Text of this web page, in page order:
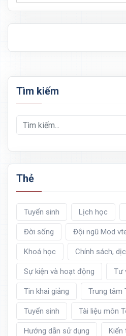
Tìm kiếm
Thẻ
Tuyển sinh Lịch học
Đời sống Đội ngũ Mod
Khoá học Chính sách,
Sự kiện và hoạt động Tư
Tin khai giảng Trung tâm
Tuyển sinh Tài liệu môn
Hướng dẫn sử dụng Kiến